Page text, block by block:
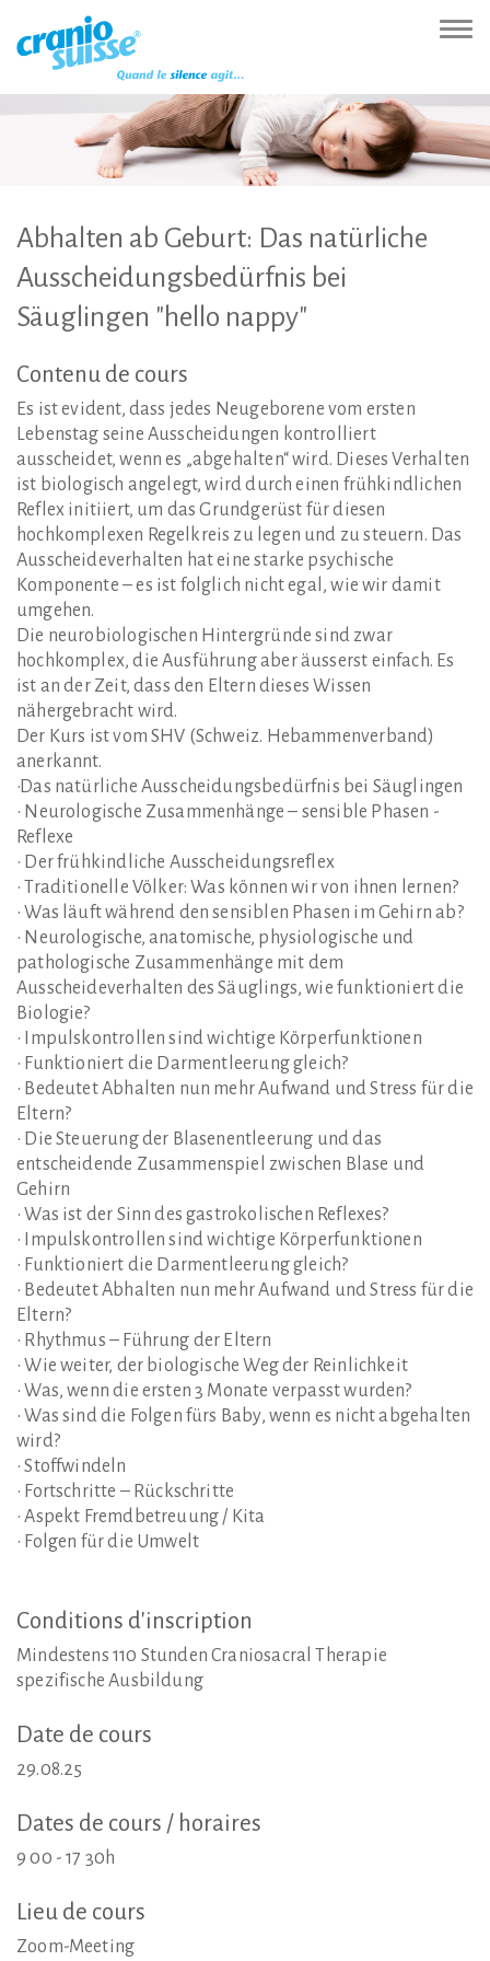
(Accesskey
Hauptnavigation
(Accesskey
Inhalt
(Accesskey
Sprachumschaltung
(Accesskey
Abhalten ab Geburt: Das natürliche
Ausscheidungsbedürfnis bei
Säuglingen "hello nappy"
Contenu de cours
Es ist evident, dass jedes Neugeborene vom ersten
Lebenstag seine Ausscheidungen kontrolliert
ausscheidet, wenn es „abgehalten“ wird. Dieses Verhalten
ist biologisch angelegt, wird durch einen frühkindlichen
Reflex initiiert, um das Grundgerüst für diesen
hochkomplexen Regelkreis zu legen und zu steuern. Das
Ausscheideverhalten hat eine starke psychische
Komponente – es ist folglich nicht egal, wie wir damit
umgehen.
Die neurobiologischen Hintergründe sind zwar
hochkomplex, die Ausführung aber äusserst einfach. Es
ist an der Zeit, dass den Eltern dieses Wissen
nähergebracht wird.
Der Kurs ist vom SHV (Schweiz. Hebammenverband)
anerkannt.
•Das natürliche Ausscheidungsbedürfnis bei Säuglingen
• Neurologische Zusammenhänge – sensible Phasen -
Reflexe
• Der frühkindliche Ausscheidungsreflex
• Traditionelle Völker: Was können wir von ihnen lernen?
• Was läuft während den sensiblen Phasen im Gehirn ab?
• Neurologische, anatomische, physiologische und
pathologische Zusammenhänge mit dem
Ausscheideverhalten des Säuglings, wie funktioniert die
Biologie?
• Impulskontrollen sind wichtige Körperfunktionen
• Funktioniert die Darmentleerung gleich?
• Bedeutet Abhalten nun mehr Aufwand und Stress für die
Eltern?
• Die Steuerung der Blasenentleerung und das
entscheidende Zusammenspiel zwischen Blase und
Gehirn
• Was ist der Sinn des gastrokolischen Reflexes?
• Impulskontrollen sind wichtige Körperfunktionen
• Funktioniert die Darmentleerung gleich?
• Bedeutet Abhalten nun mehr Aufwand und Stress für die
Eltern?
• Rhythmus – Führung der Eltern
• Wie weiter, der biologische Weg der Reinlichkeit
• Was, wenn die ersten 3 Monate verpasst wurden?
• Was sind die Folgen fürs Baby, wenn es nicht abgehalten
wird?
• Stoffwindeln
• Fortschritte – Rückschritte
• Aspekt Fremdbetreuung / Kita
• Folgen für die Umwelt
Conditions d'inscription
Mindestens 110 Stunden Craniosacral Therapie
spezifische Ausbildung
Date de cours
29.08.25
Dates de cours / horaires
9 00 - 17 30h
Lieu de cours
Zoom-Meeting